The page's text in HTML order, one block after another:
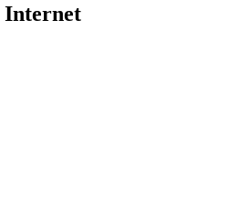
Internet